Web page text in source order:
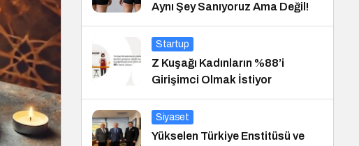
Aynı Şey Sanıyoruz Ama Değil!
Startup
Z Kuşağı Kadınların %88’i
Girişimci Olmak İstiyor
Siyaset
Yükselen Türkiye Enstitüsü ve